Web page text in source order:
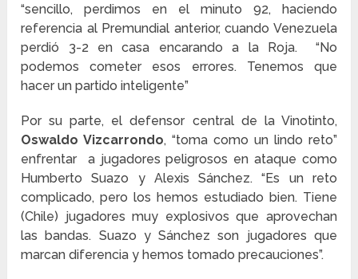
“sencillo, perdimos en el minuto 92, haciendo
referencia al Premundial anterior, cuando Venezuela
perdió 3-2 en casa encarando a la Roja. “No
podemos cometer esos errores. Tenemos que
hacer un partido inteligente”
Por su parte, el defensor central de la Vinotinto,
Oswaldo Vizcarrondo, “toma como un lindo reto”
enfrentar a jugadores peligrosos en ataque como
Humberto Suazo y Alexis Sánchez. “Es un reto
complicado, pero los hemos estudiado bien. Tiene
(Chile) jugadores muy explosivos que aprovechan
las bandas. Suazo y Sánchez son jugadores que
marcan diferencia y hemos tomado precauciones”.